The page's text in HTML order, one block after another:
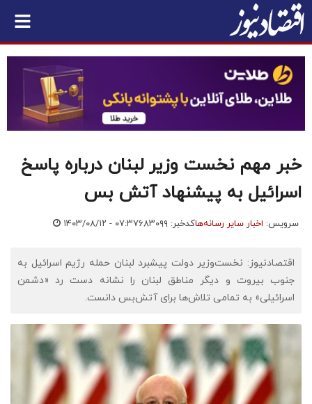
خبر مهم نخست وزیر لبنان درباره پاسخ
اسرائیل به پیشنهاد آتش بس
سرویس: اخبار سایر رسانه‌هاکدخبر: ۶۸۳۰۹۹ ۱۴۰۳/۰۸/۱۲ - ۰۷:۳۷
اقتصادنیوز: نخست‌وزیر دولت پیشبرد لبنان حمله رژیم اسرائیل به
جنوب بیروت و دیگر مناطق لبنان را نشانه دست رد «دشمن
اسرائیلی» به تمامی تلاش‌ها برای آتش‌بس دانست.